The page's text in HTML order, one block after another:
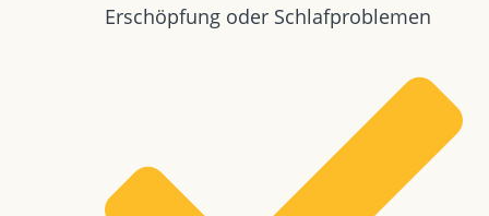
Erschöpfung oder Schlafproblemen